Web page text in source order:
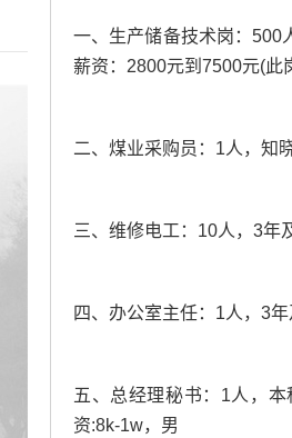
一、生产储备技术岗：500
薪资：2800元到7500元(此
二、煤业采购员：1人，知
三、维修电工：10人，3年
四、办公室主任：1人，3
五、总经理秘书 ： 1人，本
资:8k-1w，男